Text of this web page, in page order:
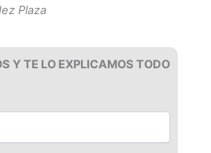
Plaza
Y TE LO EXPLICAMOS TODO